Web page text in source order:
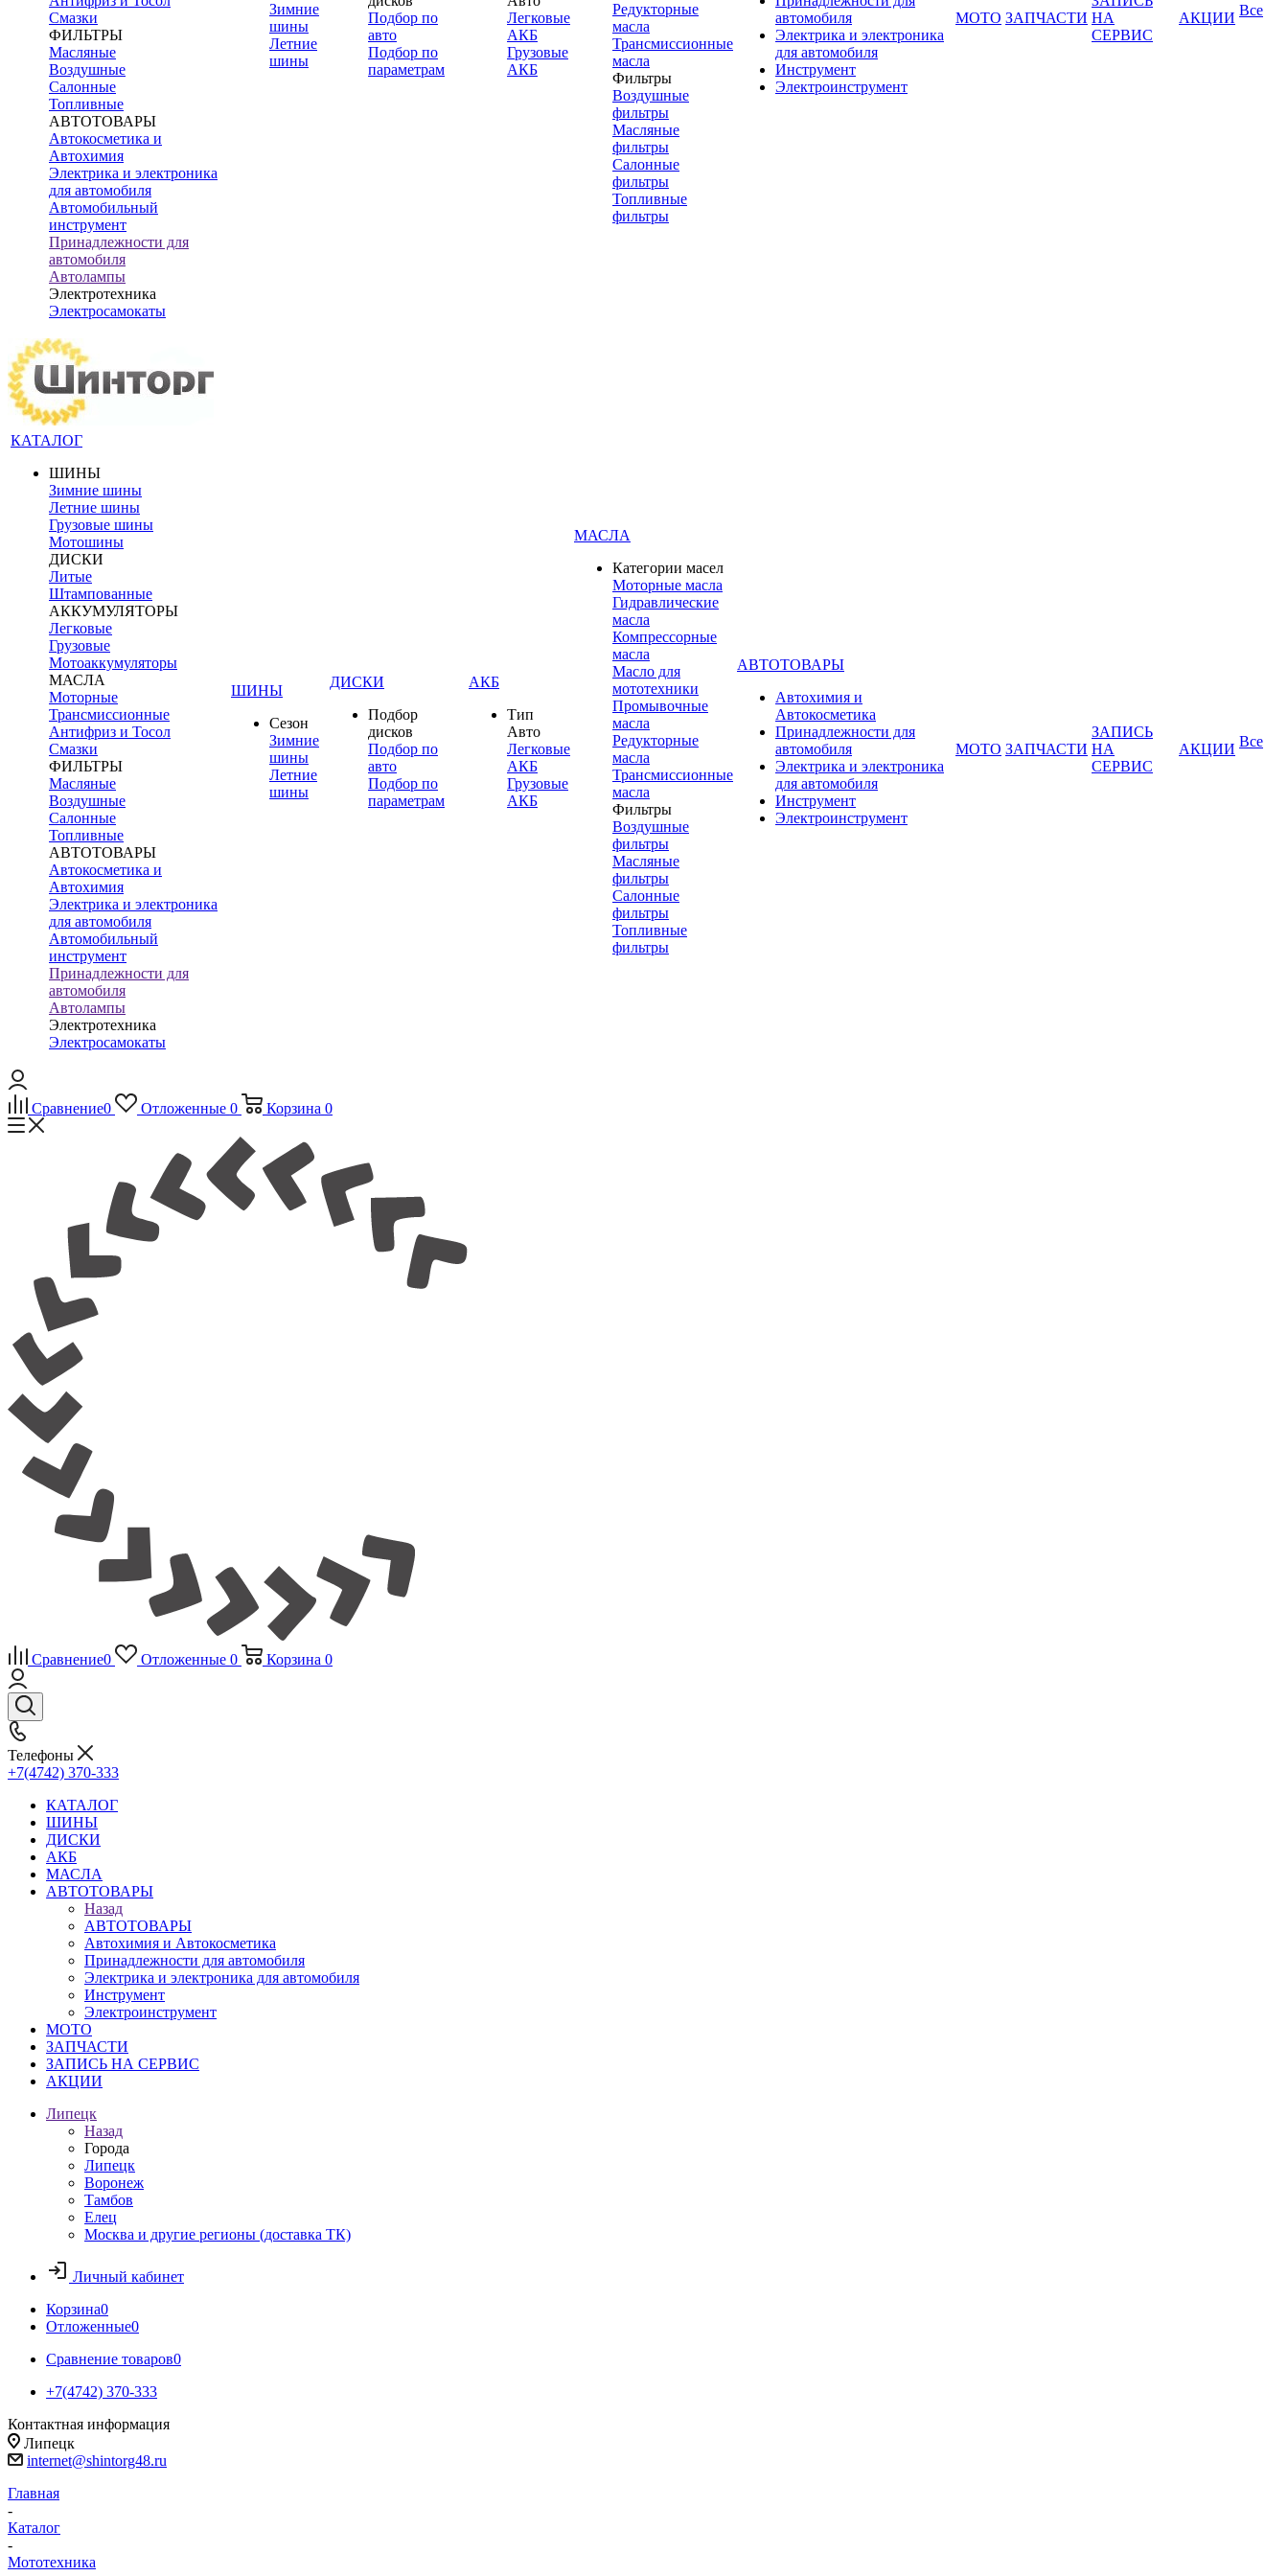
Смазки
ФИЛЬТРЫ
Масляные
Воздушные
Салонные
Топливные
АВТОТОВАРЫ
Автокосметика и
Автохимия
Электрика и электроника
для автомобиля
Автомобильный
инструмент
Принадлежности для
автомобиля
Автолампы
Электротехника
Электросамокаты
Зимние
шины
Летние
шины
Подбор по
авто
Подбор по
параметрам
Легковые
АКБ
Грузовые
АКБ
Редукторные
масла
Трансмиссионные
масла
Фильтры
Воздушные
фильтры
Масляные
фильтры
Салонные
фильтры
Топливные
фильтры
автомобиля
Электрика и электроника
для автомобиля
Инструмент
Электроинструмент
МОТО ЗАПЧАСТИ НА
СЕРВИС
АКЦИИ Все
КАТАЛОГ
ШИНЫ
Зимние шины
Летние шины
Грузовые шины
Мотошины
ДИСКИ
Литые
Штампованные
АККУМУЛЯТОРЫ
Легковые
Грузовые
Мотоаккумуляторы
МАСЛА
Моторные
Трансмиссионные
Антифриз и Тосол
Смазки
ФИЛЬТРЫ
Масляные
Воздушные
Салонные
Топливные
АВТОТОВАРЫ
Автокосметика и
Автохимия
Электрика и электроника
для автомобиля
Автомобильный
инструмент
Принадлежности для
автомобиля
Автолампы
Электротехника
Электросамокаты
ШИНЫ
Сезон
Зимние
шины
Летние
шины
ДИСКИ
Подбор
дисков
Подбор по
авто
Подбор по
параметрам
АКБ
Тип
Авто
Легковые
АКБ
Грузовые
АКБ
МАСЛА
Категории масел
Моторные масла
Гидравлические
масла
Компрессорные
масла
Масло для
мототехники
Промывочные
масла
Редукторные
масла
Трансмиссионные
масла
Фильтры
Воздушные
фильтры
Масляные
фильтры
Салонные
фильтры
Топливные
фильтры
АВТОТОВАРЫ
Автохимия и
Автокосметика
Принадлежности для
автомобиля
Электрика и электроника
для автомобиля
Инструмент
Электроинструмент
МОТО ЗАПЧАСТИ
ЗАПИСЬ
НА
СЕРВИС
АКЦИИ Все
Сравнение0 Отложенные 0 Корзина 0
Сравнение0 Отложенные 0 Корзина 0
Телефоны
+7(4742) 370-333
КАТАЛОГ
ШИНЫ
ДИСКИ
АКБ
МАСЛА
АВТОТОВАРЫ
Назад
АВТОТОВАРЫ
Автохимия и Автокосметика
Принадлежности для автомобиля
Электрика и электроника для автомобиля
Инструмент
Электроинструмент
МОТО
ЗАПЧАСТИ
ЗАПИСЬ НА СЕРВИС
АКЦИИ
Липецк
Назад
Города
Липецк
Воронеж
Тамбов
Елец
Москва и другие регионы (доставка ТК)
Личный кабинет
Корзина0
Отложенные0
Сравнение товаров0
+7(4742) 370-333
Контактная информация
Липецк
internet@shintorg48.ru
Главная
-
Каталог
-
Мототехника